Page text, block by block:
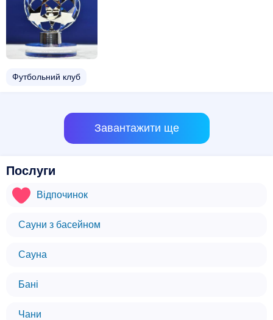
Футбольний клуб
Завантажити ще
Послуги
Відпочинок
Сауни з басейном
Сауна
Бані
Чани